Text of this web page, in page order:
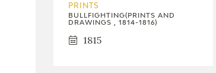
PRINTS
BULLFIGHTING(PRINTS AND
DRAWINGS , 1814-1816)
1815